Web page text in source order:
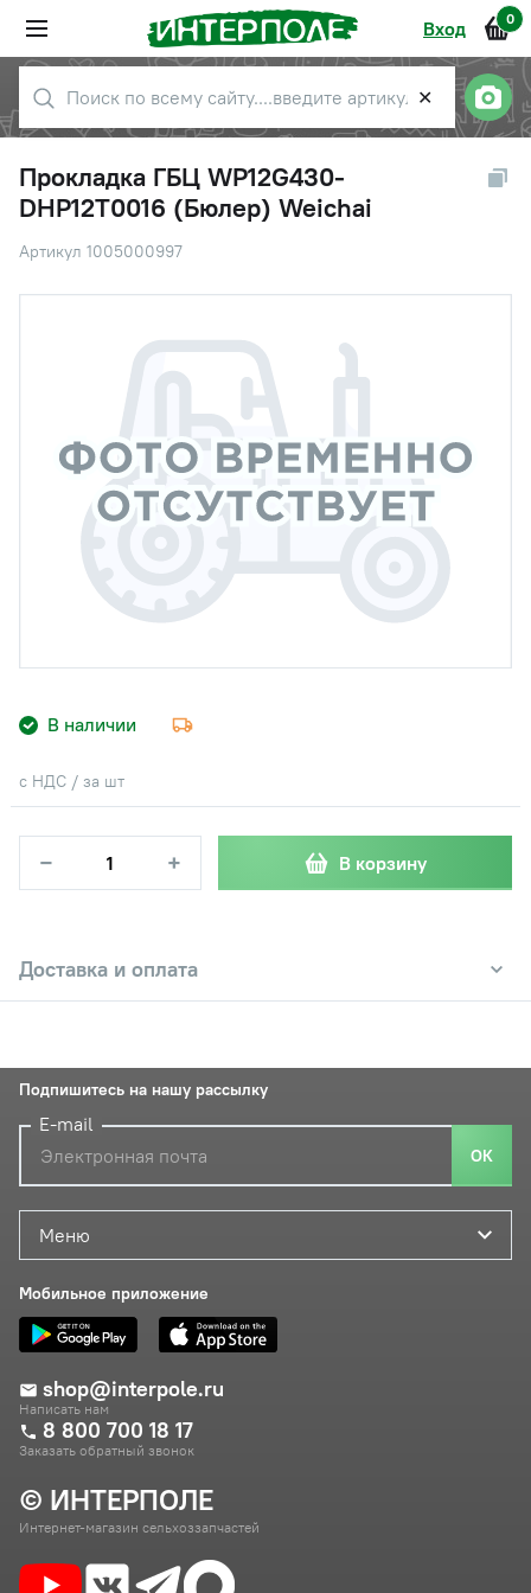
Вход 0
✕
Прокладка ГБЦ WP12G430-
DHP12T0016 (Бюлер) Weichai
Артикул 1005000997
В наличии
с НДС / за шт
− + В корзину
Доставка и оплата
© ИНТЕРПОЛЕ
Интернет-магазин сельхоззапчастей
Меню
Мобильное приложение
shop@interpole.ru
Написать нам
8 800 700 18 17
Заказать обратный звонок
Подпишитесь на нашу рассылку
E-mail
ОК